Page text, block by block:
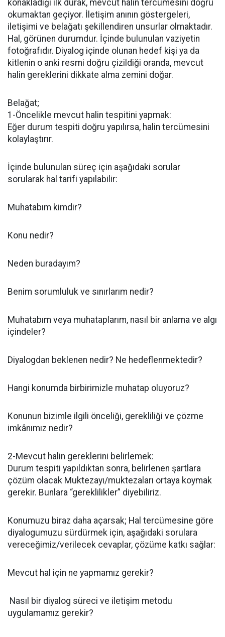
konakladığı ilk durak, mevcut halin tercümesini doğru
okumaktan geçiyor. İletişim anının göstergeleri,
iletişimi ve belağatı şekillendiren unsurlar olmaktadır.
Hal, görünen durumdur. İçinde bulunulan vaziyetin
fotoğrafıdır. Diyalog içinde olunan hedef kişi ya da
kitlenin o anki resmi doğru çizildiği oranda, mevcut
halin gereklerini dikkate alma zemini doğar.
Belağat;
1-Öncelikle mevcut halin tespitini yapmak:
Eğer durum tespiti doğru yapılırsa, halin tercümesini
kolaylaştırır.
İçinde bulunulan süreç için aşağıdaki sorular
sorularak hal tarifi yapılabilir:
Muhatabım kimdir?
Konu nedir?
Neden buradayım?
Benim sorumluluk ve sınırlarım nedir?
Muhatabım veya muhataplarım, nasıl bir anlama ve algı
içindeler?
Diyalogdan beklenen nedir? Ne hedeflenmektedir?
Hangi konumda birbirimizle muhatap oluyoruz?
Konunun bizimle ilgili önceliği, gerekliliği ve çözme
imkânımız nedir?
2-Mevcut halin gereklerini belirlemek:
Durum tespiti yapıldıktan sonra, belirlenen şartlara
çözüm olacak Muktezayı/muktezaları ortaya koymak
gerekir. Bunlara “gereklilikler” diyebiliriz.
Konumuzu biraz daha açarsak; Hal tercümesine göre
diyalogumuzu sürdürmek için, aşağıdaki sorulara
vereceğimiz/verilecek cevaplar, çözüme katkı sağlar:
Mevcut hal için ne yapmamız gerekir?
Nasıl bir diyalog süreci ve iletişim metodu
uygulamamız gerekir?